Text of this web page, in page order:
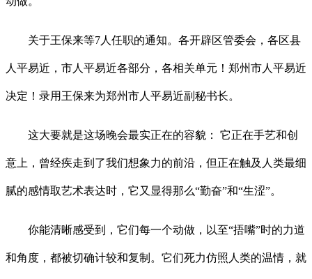
关于王保来等7人任职的通知。各开辟区管委会，各区县
人平易近，市人平易近各部分，各相关单元！郑州市人平易近
决定！录用王保来为郑州市人平易近副秘书长。
这大要就是这场晚会最实正在的容貌： 它正在手艺和创
意上，曾经疾走到了我们想象力的前沿，但正在触及人类最细
腻的感情取艺术表达时，它又显得那么“勤奋”和“生涩”。
你能清晰感受到，它们每一个动做，以至“捂嘴”时的力道
和角度，都被切确计较和复制。它们死力仿照人类的温情，就